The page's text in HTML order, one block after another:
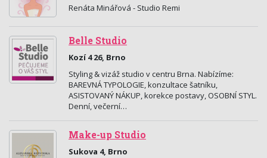
Renáta Minářová - Studio Remi
Belle Studio
Kozí 4 26, Brno
Styling & vizáž studio v centru Brna. Nabízíme:
BAREVNÁ TYPOLOGIE, konzultace šatníku,
ASISTOVANÝ NÁKUP, korekce postavy, OSOBNÍ STYL.
Denní, večerní…
Make-up Studio
Sukova 4, Brno